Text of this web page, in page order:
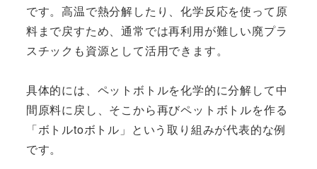
です。高温で熱分解したり、化学反応を使って原
料まで戻すため、通常では再利用が難しい廃プラ
スチックも資源として活用できます。
具体的には、ペットボトルを化学的に分解して中
間原料に戻し、そこから再びペットボトルを作る
「ボトルtoボトル」という取り組みが代表的な例
です。